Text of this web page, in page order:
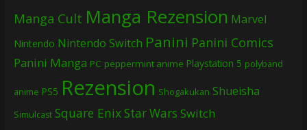
Manga Cult Manga Rezension Marvel
Nintendo Nintendo Switch Panini Panini Comics
Panini Manga PC peppermint anime Playstation 5 polyband
anime PS5 Rezension Shogakukan Shueisha
Simulcast Square EnixStar Wars Switch